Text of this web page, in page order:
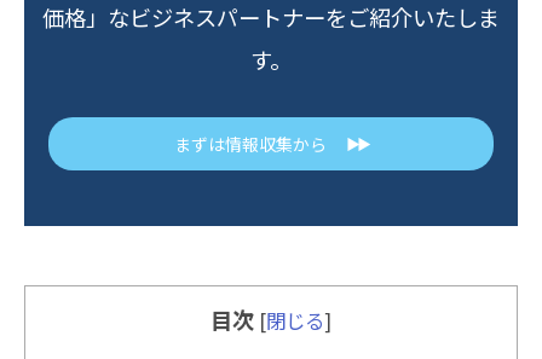
価格」なビジネスパートナーをご紹介いたしま
す。
まずは情報収集から ▶▶
目次 [閉じる]